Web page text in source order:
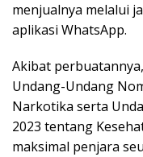
menjualnya melalui
aplikasi WhatsApp.
Akibat
Undang-Undang
Narkotika serta
2023 tentang
maksimal penjara